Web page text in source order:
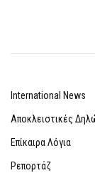
International News
Αποκλειστικές
Επίκαιρα Λόγια
Ρεπορτάζ